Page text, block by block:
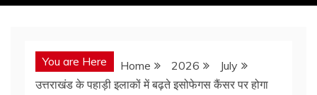
You are Here Home 2026
July
उत्तराखंड के पहाड़ी इलाकों में बढ़ते इसोफेगस कैंसर पर होगा